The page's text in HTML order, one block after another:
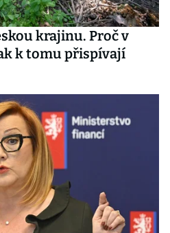
krajinu. Proč v
k tomu přispívají